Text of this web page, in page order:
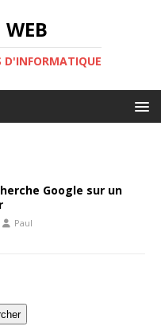
WEB
D'INFORMATIQUE
Google sur un
Paul